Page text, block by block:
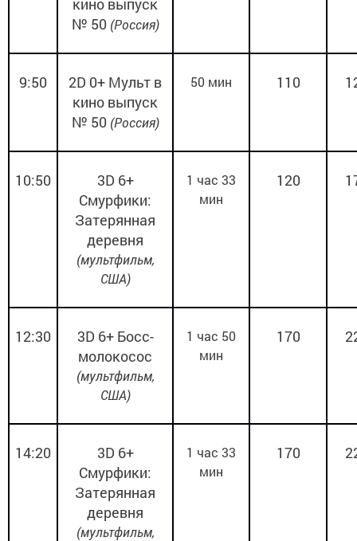
№ 50 (Россия)
9:50 2D 0+ Мульт в
кино выпуск
№ 50 (Россия)
50 мин 110
10:50 3D 6+
Смурфики:
Затерянная
деревня
(мультфильм,
США)
1 час 33
мин
120
12:30 3D 6+ Босс-
молокосос
(мультфильм,
США)
1 час 50
мин
170
14:20 3D 6+
Смурфики:
Затерянная
деревня
(мультфильм,
1 час 33
мин
170